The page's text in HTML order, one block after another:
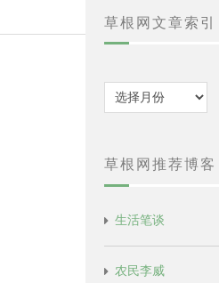
草根网文章索引
归
档
草根网推荐博客
生活笔谈
农民李威